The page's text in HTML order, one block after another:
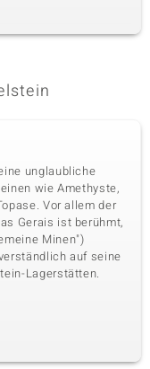
unglaubliche
wie Amethyste,
Vor allem der
Gerais ist berühmt,
Minen")
auf seine
Lagerstätten.